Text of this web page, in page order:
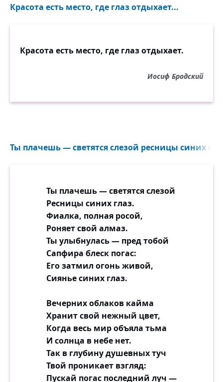
Красота есть место, где глаз отдыхает...
Красота есть место, где глаз отдыхает.
Иосиф Бродский
Ты плачешь — светятся слезой ресницы синих
Ты плачешь — светятся слезой
Ресницы синих глаз.
Фиалка, полная росой,
Роняет свой алмаз.
Ты улыбнулась — пред тобой
Сапфира блеск погас:
Его затмил огонь живой,
Сиянье синих глаз.
Вечерних облаков кайма
Хранит свой нежный цвет,
Когда весь мир объяла тьма
И солнца в небе нет.
Так в глубину душевных туч
Твой проникает взгляд:
Пускай погас последний луч —